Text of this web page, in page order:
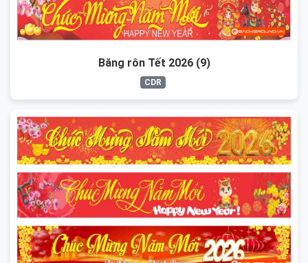
Băng rôn Tết 2026 (9)
CDR